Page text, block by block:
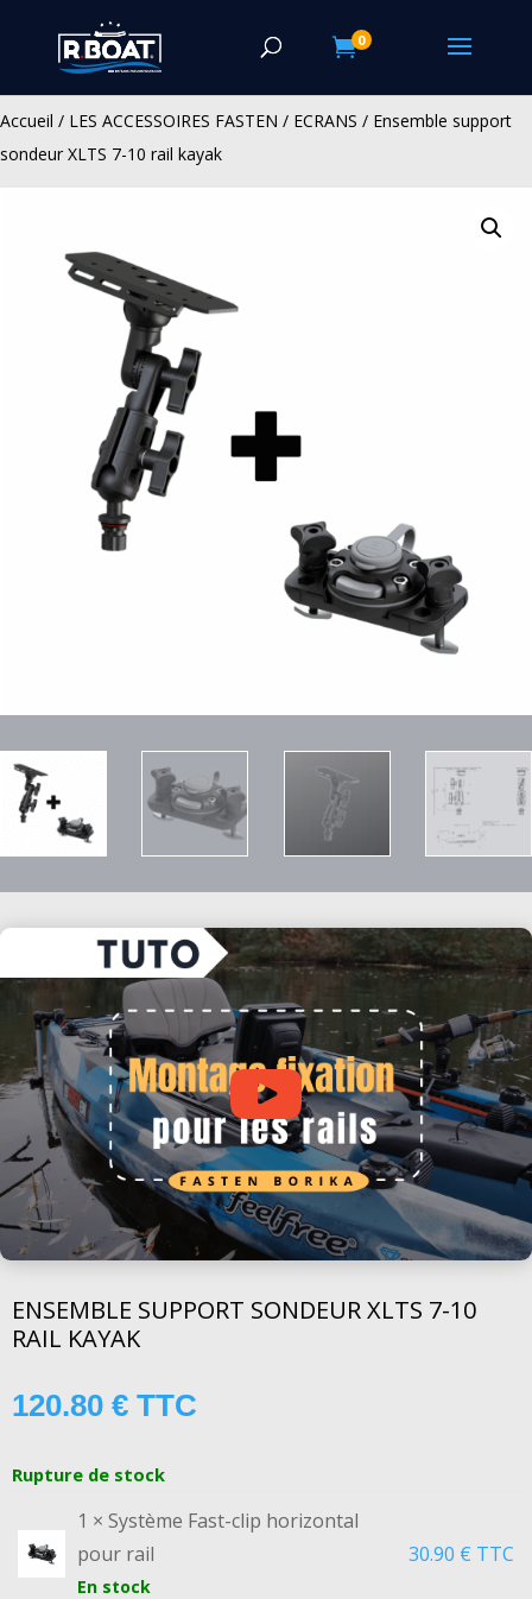
0
Accueil / LES ACCESSOIRES FASTEN / ECRANS / Ensemble support
sondeur XLTS 7-10 rail kayak
ENSEMBLE SUPPORT SONDEUR XLTS 7-10
RAIL KAYAK
120.80 € TTC
Rupture de stock
1 × Système Fast-clip horizontal
pour rail
En stock
30.90 € TTC